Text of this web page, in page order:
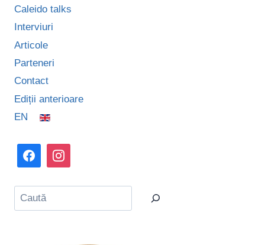
Caleido talks
Interviuri
Articole
Parteneri
Contact
Ediții anterioare
EN
Caută